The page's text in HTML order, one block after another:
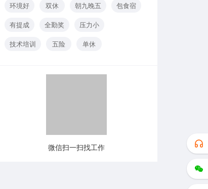
环境好 双休 朝九晚五
包食宿
有提成
全勤奖
压力小
技术培训
五险 单休
微信扫一扫找工作